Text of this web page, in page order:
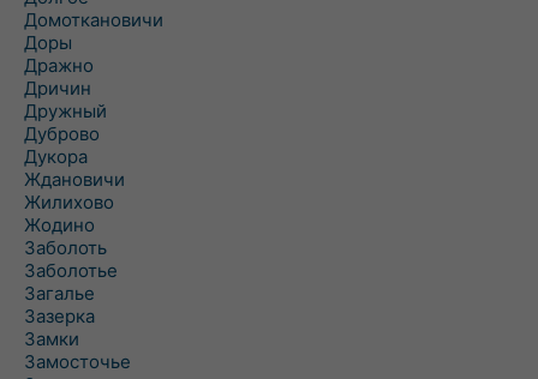
Домоткановичи
Доры
Дражно
Дричин
Дружный
Дуброво
Дукора
Ждановичи
Жилихово
Жодино
Заболоть
Заболотье
Загалье
Зазерка
Замки
Замосточье